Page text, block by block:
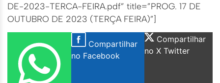
DE-2023-TERCA-FEIRA.pdf” title=”PROG. 17 DE
OUTUBRO DE 2023 (TERÇA FEIRA)”]
Compartilhar
no Facebook
Compartilhar
no X Twitter